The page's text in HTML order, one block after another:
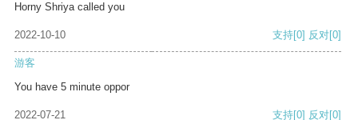
Horny Shriya called you
2022-10-10 支持[0] 反对[0]
游客
You have 5 minute oppor
2022-07-21 支持[0] 反对[0]